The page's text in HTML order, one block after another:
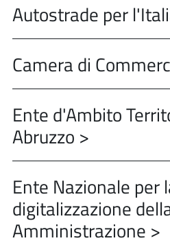
Autostrade per
Camera di
Ente d'Ambito
Abruzzo >
Ente Nazionale per
digitalizzazione
Amministrazione >